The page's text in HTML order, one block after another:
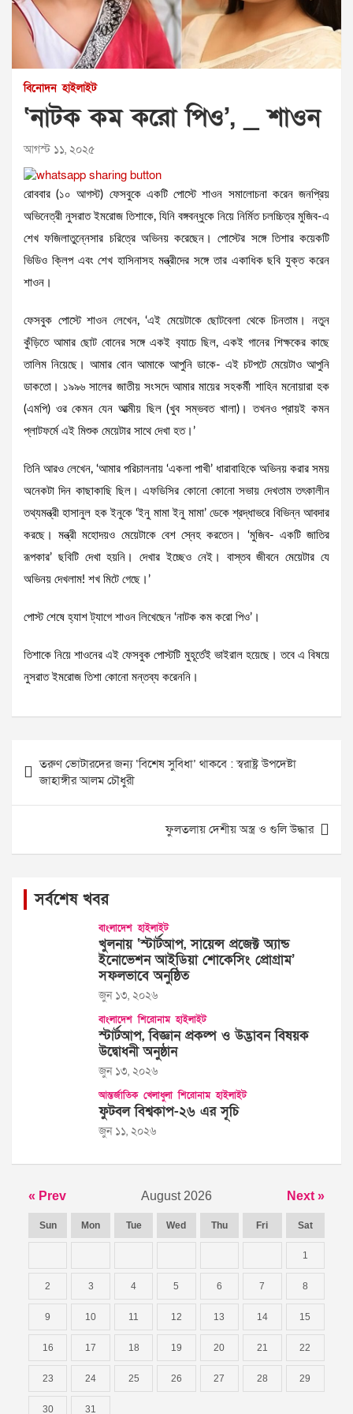
বিনোদন হাইলাইট
‘নাটক কম করো পিও’, _ শাওন
আগস্ট ১১, ২০২৫
রোববার (১০ আগস্ট) ফেসবুকে একটি পোস্টে শাওন সমালোচনা করেন জনপ্রিয়
অভিনেত্রী নুসরাত ইমরোজ তিশাকে, যিনি বঙ্গবন্ধুকে নিয়ে নির্মিত চলচ্চিত্র মুজিব-এ
শেখ ফজিলাতুন্নেসার চরিত্রে অভিনয় করেছেন। পোস্টের সঙ্গে তিশার কয়েকটি
ভিডিও ক্লিপ এবং শেখ হাসিনাসহ মন্ত্রীদের সঙ্গে তার একাধিক ছবি যুক্ত করেন
শাওন।
ফেসবুক পোস্টে শাওন লেখেন, ‘এই মেয়েটাকে ছোটবেলা থেকে চিনতাম। নতুন
কুঁড়িতে আমার ছোট বোনের সঙ্গে একই ব‍্যাচে ছিল, একই গানের শিক্ষকের কাছে
তালিম নিয়েছে। আমার বোন আমাকে আপুনি ডাকে- এই চটপটে মেয়েটাও আপুনি
ডাকতো। ১৯৯৬ সালের জাতীয় সংসদে আমার মায়ের সহকর্মী শাহিন মনোয়ারা হক
(এমপি) ওর কেমন যেন আত্মীয় ছিল (খুব সম্ভবত খালা)। তখনও প্রায়ই কমন
প্লাটফর্মে এই মিশুক মেয়েটার সাথে দেখা হত।’
তিনি আরও লেখেন, ‘আমার পরিচালনায় ‘একলা পাখী’ ধারাবাহিকে অভিনয় করার সময়
অনেকটা দিন কাছাকাছি ছিল। এফডিসির কোনো কোনো সভায় দেখতাম তৎকালীন
তথ্যমন্ত্রী হাসানুল হক ইনুকে ‘ইনু মামা ইনু মামা’ ডেকে শ্রদ্ধাভরে বিভিন্ন আবদার
করছে। মন্ত্রী মহোদয়ও মেয়েটাকে বেশ স্নেহ করতেন। ‘মুজিব- একটি জাতির
রূপকার’ ছবিটি দেখা হয়নি। দেখার ইচ্ছেও নেই। বাস্তব জীবনে মেয়েটার যে
অভিনয় দেখলাম! শখ মিটে গেছে।’
পোস্ট শেষে হ্যাশ ট্যাগে শাওন লিখেছেন ‘নাটক কম করো পিও’।
তিশাকে নিয়ে শাওনের এই ফেসবুক পোস্টটি মুহূর্তেই ভাইরাল হয়েছে। তবে এ বিষয়ে
নুসরাত ইমরোজ তিশা কোনো মন্তব্য করেননি।
navigation
তরুণ ভোটারদের জন্য ‘বিশেষ ‍সুবিধা’ থাকবে : স্বরাষ্ট্র উপদেষ্টা
জাহাঙ্গীর আলম চৌধুরী
ফুলতলায় দেশীয় অস্ত্র ও গুলি উদ্ধার
সর্বশেষ খবর
বাংলাদেশ হাইলাইট
খুলনায় ‘স্টার্টআপ, সায়েন্স প্রজেক্ট অ্যান্ড
ইনোভেশন আইডিয়া শোকেসিং প্রোগ্রাম’
সফলভাবে অনুষ্ঠিত
জুন ১৩, ২০২৬
বাংলাদেশ শিরোনাম হাইলাইট
স্টার্টআপ, বিজ্ঞান প্রকল্প ও উদ্ভাবন বিষয়ক
উদ্বোধনী অনুষ্ঠান
জুন ১৩, ২০২৬
আন্তর্জাতিক খেলাধুলা শিরোনাম হাইলাইট
ফুটবল বিশ্বকাপ-২৬ এর সূচি
জুন ১১, ২০২৬
« Prev August 2026 Next »
Sun Mon Tue Wed Thu Fri Sat
1
2 3 4 5 6 7 8
9 10 11 12 13 14 15
16 17 18 19 20 21 22
23 24 25 26 27 28 29
30 31